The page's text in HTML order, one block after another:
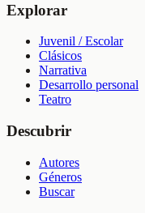
Explorar
Juvenil / Escolar
Clásicos
Narrativa
Desarrollo personal
Teatro
Descubrir
Autores
Géneros
Buscar